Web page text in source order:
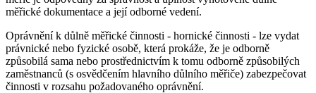
měřické dokumentace a její odborné vedení.
Oprávnění k důlně měřické činnosti - hornické činnosti - lze vydat
právnické nebo fyzické osobě, která prokáže, že je odborně
způsobilá sama nebo prostřednictvím k tomu odborně způsobilých
zaměstnanců (s osvědčením hlavního důlního měřiče) zabezpečovat
činnosti v rozsahu požadovaného oprávnění.